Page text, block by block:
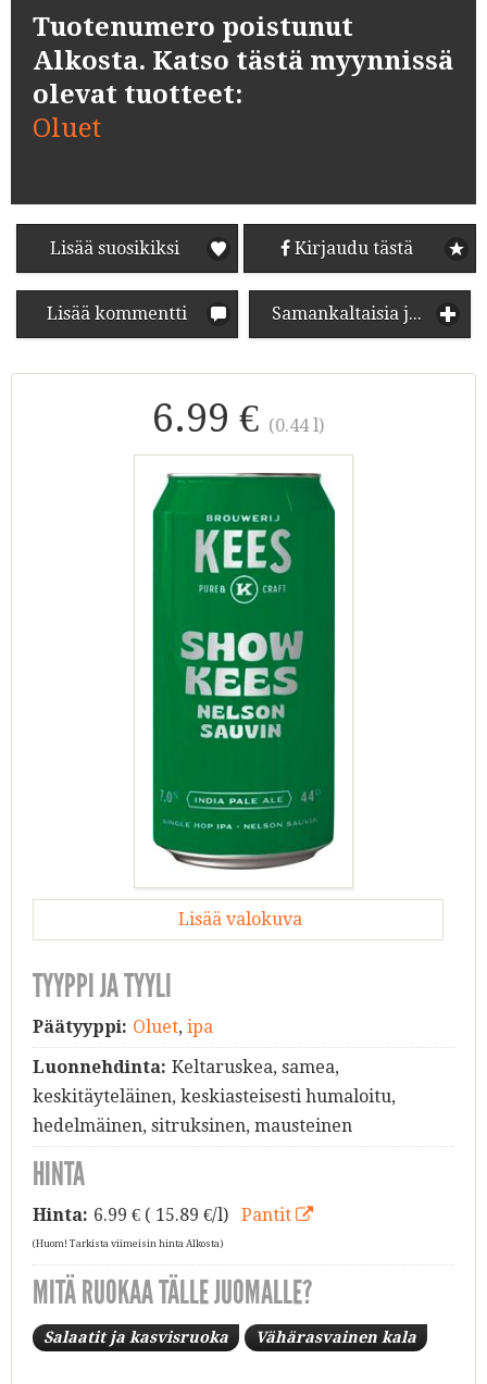
Tuotenumero poistunut
Alkosta. Katso tästä myynnissä
olevat tuotteet:
Oluet
Lisää suosikiksi Kirjaudu tästä
Lisää kommentti Samankaltaisia juomia
6.99 € (0.44 l)
Lisää valokuva
TYYPPI JA TYYLI
Päätyyppi: Oluet, ipa
Luonnehdinta: Keltaruskea, samea,
keskitäyteläinen, keskiasteisesti humaloitu,
hedelmäinen, sitruksinen, mausteinen
HINTA
Hinta: 6.99 € ( 15.89 €/l) Pantit
(Huom! Tarkista viimeisin hinta Alkosta)
MITÄ RUOKAA TÄLLE JUOMALLE?
Salaatit ja kasvisruoka Vähärasvainen kala